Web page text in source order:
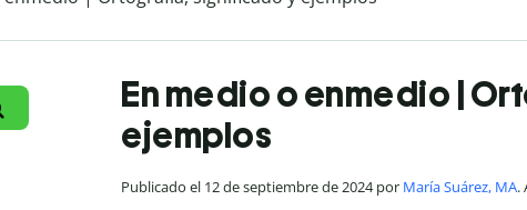
En medio o enmedio |
ejemplos
Publicado el 12 de septiembre de 2024 por María Suárez, MA.